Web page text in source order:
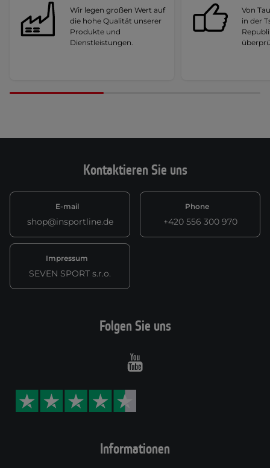
Wir legen großen Wert auf
die hohe Qualität unserer
Produkte und
Dienstleistungen.
Von
in der
Kontaktieren Sie uns
E-mail
shop@insportline.de
Phone
+420 556 300 970
Impressum
SEVEN SPORT s.r.o.
Informationen
Folgen Sie uns
Youtube